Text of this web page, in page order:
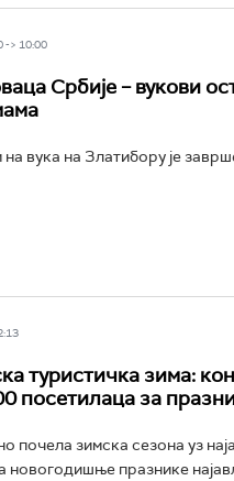
> 10:00
Србије – вукови
вука на Златибору је
туристичка зима:
посетилаца за
почела зимска сезона уз
новогодишње празнике